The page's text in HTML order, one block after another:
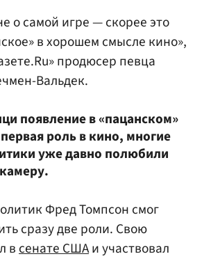
о самой игре — скорее это
в хорошем смысле кино»,
продюсер певца
Вальдек.
появление в «пацанском»
роль в кино, многие
уже давно полюбили
Фред Томпсон смог
сразу две роли. Свою
всенате СШАи участвовал